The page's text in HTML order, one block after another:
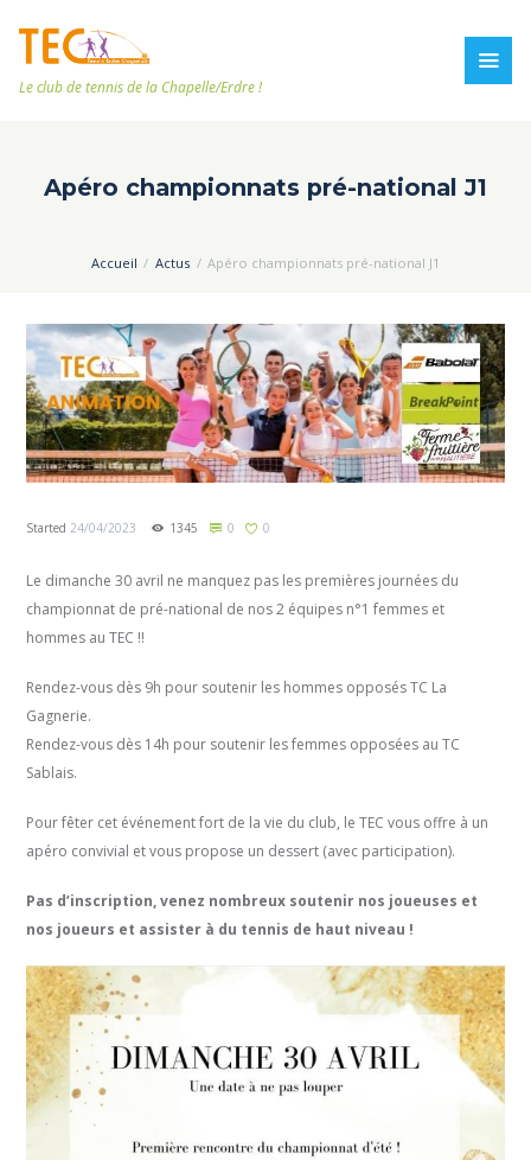
Le club de tennis de la Chapelle/Erdre !
Apéro championnats pré-national J1
Accueil Actus Apéro championnats pré-national J1
Started24/04/2023 1345 0 0
Le dimanche 30 avril ne manquez pas les premières journées du
championnat de pré-national de nos 2 équipes n°1 femmes et
hommes au TEC !!
Rendez-vous dès 9h pour soutenir les hommes opposés TC La
Gagnerie.
Rendez-vous dès 14h pour soutenir les femmes opposées au TC
Sablais.
Pour fêter cet événement fort de la vie du club, le TEC vous offre à un
apéro convivial et vous propose un dessert (avec participation).
Pas d’inscription, venez nombreux soutenir nos joueuses et
nos joueurs et assister à du tennis de haut niveau !